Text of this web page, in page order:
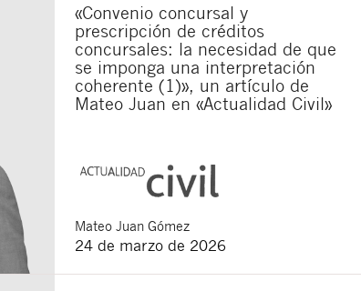
«Convenio concursal y
prescripción de créditos
concursales: la necesidad de que
se imponga una interpretación
coherente (1)», un artículo de
Mateo Juan en «Actualidad Civil»
Mateo Juan Gómez
24 de marzo de 2026